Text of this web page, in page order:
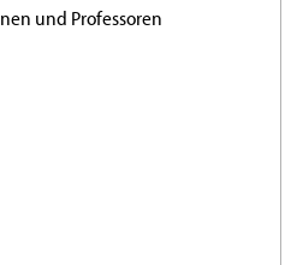
und Professoren